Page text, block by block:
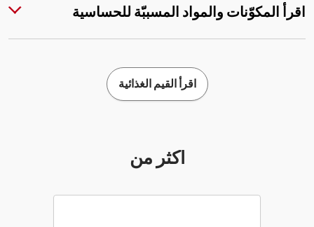
اقرأ المكوّنات والمواد المسببّة للحساسية
اقرأ القيم الغذائية
أكثر من